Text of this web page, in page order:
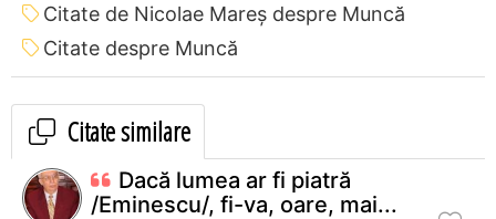
Citate de Nicolae Mareș despre Muncă
Citate despre Muncă
Citate similare
Dacă lumea ar fi piatră
/Eminescu/, fi-va, oare, mai...